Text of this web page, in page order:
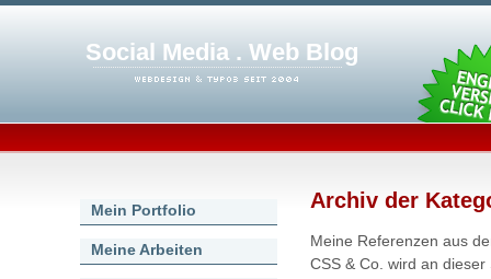
Social Media . Web Blog
Mein Portfolio
Meine Arbeiten
Archiv der
Meine Referenzen aus
CSS & Co. wird an